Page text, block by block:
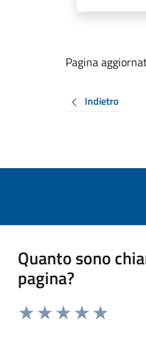
Pagina
Indietro
Quanto sono
pagina?
Valuta da 1 a 5 stelle la pagina